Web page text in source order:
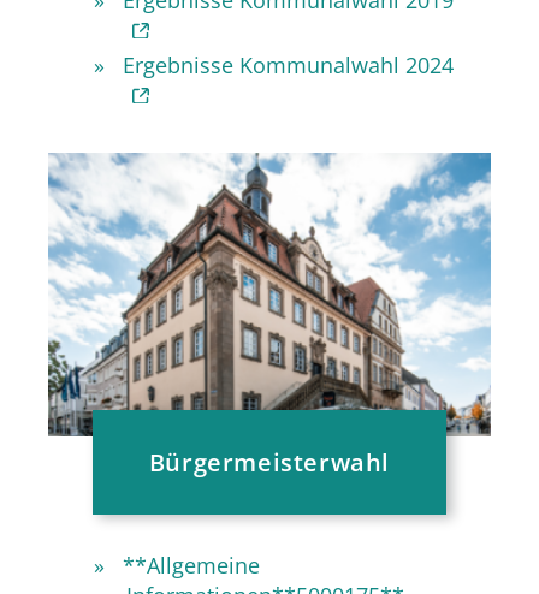
Ergebnisse Kommunalwahl 2024
Bürgermeisterwahl
**Allgemeine